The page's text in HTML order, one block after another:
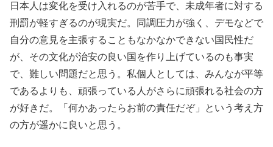
日本人は変化を受け入れるのが苦手で、未成年者に対する
刑罰が軽すぎるのが現実だ。同調圧力が強く、デモなどで
自分の意見を主張することもなかなかできない国民性だ
が、その文化が治安の良い国を作り上げているのも事実
で、難しい問題だと思う。私個人としては、みんなが平等
であるよりも、頑張っている人がさらに頑張れる社会の方
が好きだ。「何かあったらお前の責任だぞ」という考え方
の方が遥かに良いと思う。